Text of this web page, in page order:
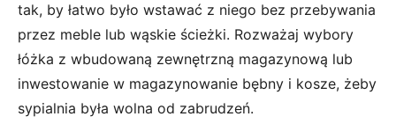
tak, by łatwo było wstawać z niego bez przebywania
przez meble lub wąskie ścieżki. Rozważaj wybory
łóżka z wbudowaną zewnętrzną magazynową lub
inwestowanie w magazynowanie bębny i kosze, żeby
sypialnia była wolna od zabrudzeń.